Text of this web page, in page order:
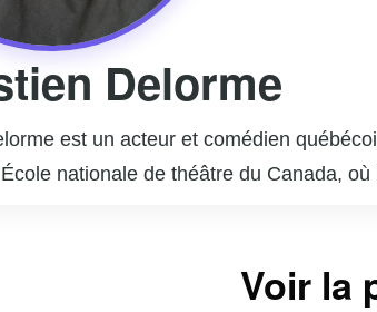
Delorme
est un acteur et comédien
nationale de théâtre du Canada,
nuancée et authentique deVoir la